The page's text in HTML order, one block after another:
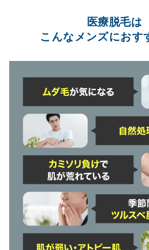
医療脱毛は
こんなメンズにおす